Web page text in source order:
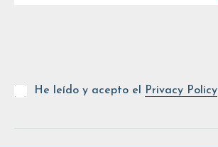
He leído y acepto el Privacy Policy